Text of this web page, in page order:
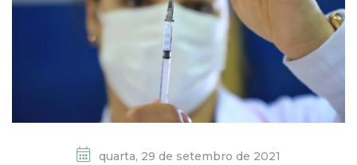
quarta, 29 de setembro de 2021